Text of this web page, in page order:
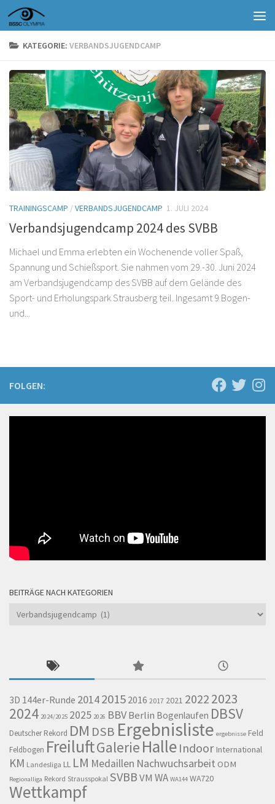
Zum Inhalt springen
KATEGORIE: VERBANDSJUGENDCAMP
TRAININGSCAMP /VERBANDSJUGENDCAMP 1. JULI 2024
Verbandsjugendcamp 2024 des SVBB
Michael und Emma erlebten ein Wochenende voller Spaß,
Spannung und Schießsport. Sie nahmen vom 29.-30. Juni 2024
am Verbandsjugendcamp des SVBB auf dem Gelände des
Sport- und Erholungspark Strausberg teil. Ingesamt 9 Bogen-
und...
FOLGEN:
BEITRÄGE NACH KATEGORIEN
Beiträge
3D 144er-Runde 20142015 2016 2017 2021 20222023
2024 2024/2025 2025 2026 BBVBerlin Bogenlaufen DBSV
Deutscher Rekord DM DSB Ergebnisliste ergebnisse Feld
Feldbogen FreiluftGalerie Halle Indoor International
KM Landesliga LL LM Medaillen Nachwuchsarbeit ODM
Regionalliga Rekord Strausspokal SVBBVM WA WA144 WA720
Wettkampf